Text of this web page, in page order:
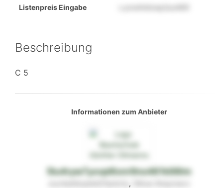
Listenpreis Eingabe
Beschreibung
C 5
Informationen zum Anbieter
5lu4ryw7yxvpl6xnr9no461k98lm
,